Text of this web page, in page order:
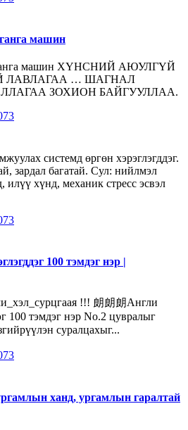
машин
ганга машин ХҮНСНИЙ АЮУЛГҮЙ
ЛАВЛАГАА … ШАГНАЛ
ЗОХИОН БАЙГУУЛЛАА.
системд өргөн хэрэглэгддэг.
зардал багатай. Сул: нийлмэл
илүү хүнд, механик стресс эсвэл
100 тэмдэг нэр |
!!! 朗朗朗Англи
100 тэмдэг нэр No.2 цувралыг
суралцахыг...
ханд, ургамлын гаралтай